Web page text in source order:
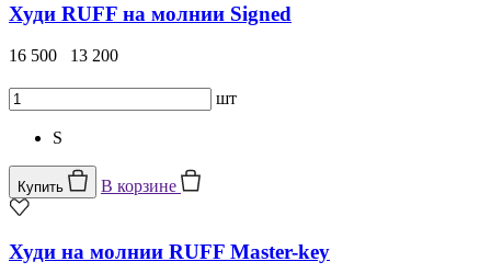
Худи RUFF на молнии Signed
16 500 13 200
шт
S
Купить В корзине
Худи на молнии RUFF Master-key